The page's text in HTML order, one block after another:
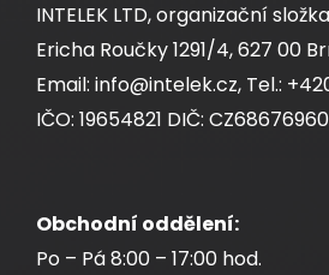
INTELEK LTD, organizační složka
Ericha Roučky 1291/4, 627 00
Email: info@intelek.cz, Tel.:
IČO: 19654821 DIČ:
Obchodní oddělení:
Po – Pá 8:00 – 17:00 hod.